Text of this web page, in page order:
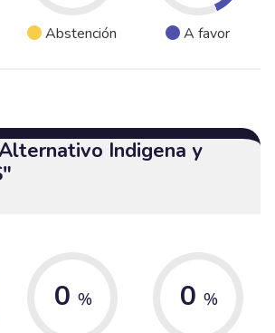
Abstención A favor
Indigena y
0 % 0 %